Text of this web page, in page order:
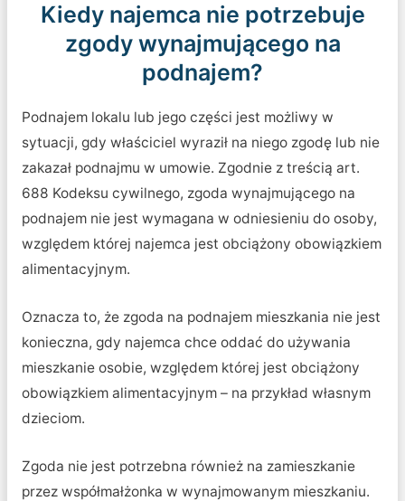
Kiedy najemca nie potrzebuje
zgody wynajmującego na
podnajem?
Podnajem lokalu lub jego części jest możliwy w
sytuacji, gdy właściciel wyraził na niego zgodę lub nie
zakazał podnajmu w umowie. Zgodnie z treścią art.
688 Kodeksu cywilnego, zgoda wynajmującego na
podnajem nie jest wymagana w odniesieniu do osoby,
względem której najemca jest obciążony obowiązkiem
alimentacyjnym.
Oznacza to, że zgoda na podnajem mieszkania nie jest
konieczna, gdy najemca chce oddać do używania
mieszkanie osobie, względem której jest obciążony
obowiązkiem alimentacyjnym – na przykład własnym
dzieciom.
Zgoda nie jest potrzebna również na zamieszkanie
przez współmałżonka w wynajmowanym mieszkaniu.